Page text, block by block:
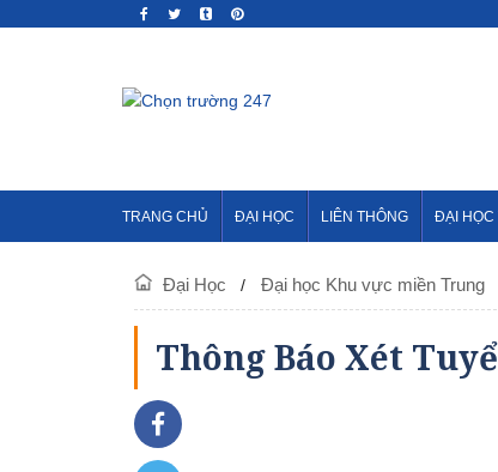
TRANG CHỦ ĐẠI HỌC LIÊN THÔNG ĐẠI HỌC
Đại Học Đại học Khu vực miền Trung
Thông Báo Xét